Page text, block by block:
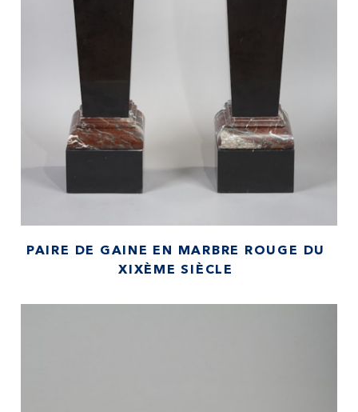
PAIRE DE GAINE EN MARBRE ROUGE DU
XIXÈME SIÈCLE